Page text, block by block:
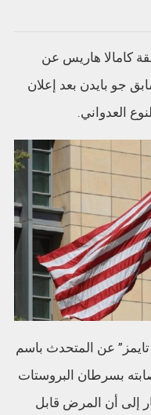
كامالا هاريس عن
جو بايدن بعد إعلان
العدواني.
عن المتحدث باسم
بسرطان البروستات
إلى أن المرض قابل